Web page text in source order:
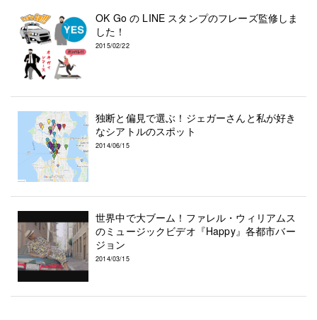
OK Go の LINE スタンプのフレーズ監修しま
した！
2015/02/22
独断と偏見で選ぶ！ジェガーさんと私が好き
なシアトルのスポット
2014/06/15
世界中で大ブーム！ファレル・ウィリアムス
のミュージックビデオ『Happy』各都市バー
ジョン
2014/03/15